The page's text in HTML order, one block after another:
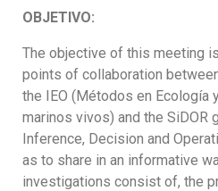
OBJETIVO:
The objective of this meeting
points of collaboration
the IEO (Métodos en Ecología
marinos vivos) and the SiDOR
Inference, Decision and
as to share in an informative
investigations consist of, the